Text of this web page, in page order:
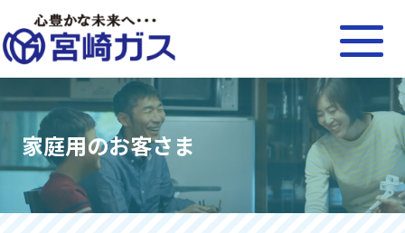
家庭用のお客さま